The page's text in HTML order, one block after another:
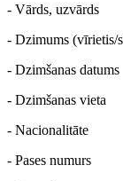
- Vārds, uzvārds
- Dzimums (vīrietis/
- Dzimšanas datums
- Dzimšanas vieta
- Nacionalitāte
- Pases numurs